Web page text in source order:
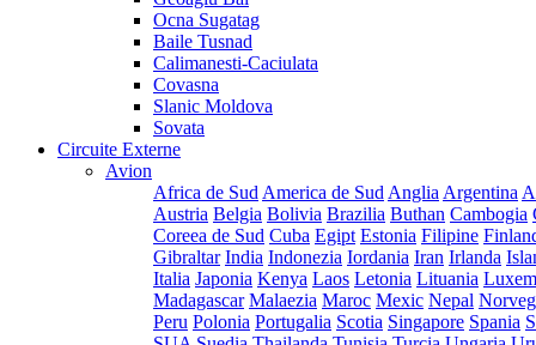
Ocna Sugatag
Baile Tusnad
Calimanesti-Caciulata
Covasna
Slanic Moldova
Sovata
Circuite Externe
Avion
Africa de Sud America de Sud Anglia Argentina
Austria Belgia Bolivia Brazilia Buthan Cambogia
Coreea de Sud Cuba Egipt Estonia Filipine
Gibraltar India Indonezia Iordania Iran Irlanda
Italia Japonia Kenya Laos Letonia Lituania
Madagascar Malaezia Maroc Mexic Nepal
Peru Polonia Portugalia Scotia Singapore Spania